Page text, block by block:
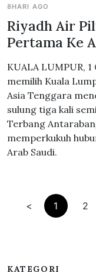
8HARI AGO
Riyadh Air
Pertama Ke
KUALA LUMPUR,
memilih Kuala
Asia Tenggara
sulung tiga kali
Terbang
memperkukuh
Arab Saudi.
< 1 2
KATEGORI